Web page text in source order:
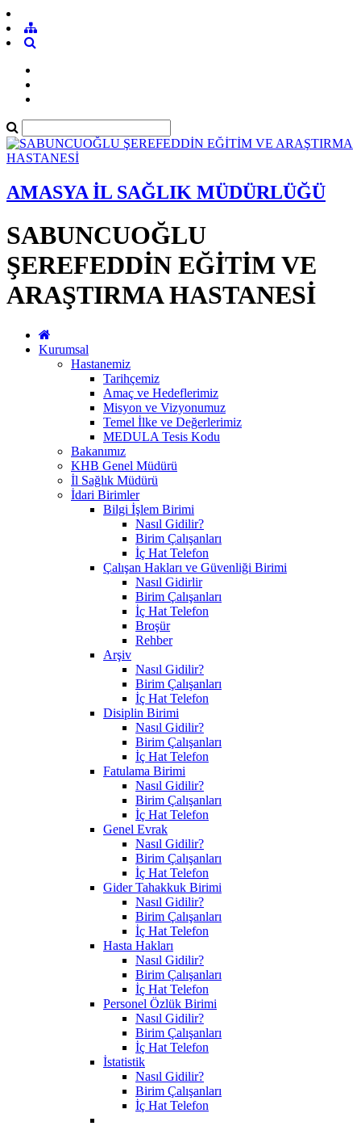
AMASYA İL SAĞLIK MÜDÜRLÜĞÜ
SABUNCUOĞLU
ŞEREFEDDİN EĞİTİM VE
ARAŞTIRMA HASTANESİ
Kurumsal
Hastanemiz
Tarihçemiz
Amaç ve Hedeflerimiz
Misyon ve Vizyonumuz
Temel İlke ve Değerlerimiz
MEDULA Tesis Kodu
Bakanımız
KHB Genel Müdürü
İl Sağlık Müdürü
İdari Birimler
Bilgi İşlem Birimi
Nasıl Gidilir?
Birim Çalışanları
İç Hat Telefon
Çalışan Hakları ve Güvenliği Birimi
Nasıl Gidirlir
Birim Çalışanları
İç Hat Telefon
Broşür
Rehber
Arşiv
Nasıl Gidilir?
Birim Çalışanları
İç Hat Telefon
Disiplin Birimi
Nasıl Gidilir?
Birim Çalışanları
İç Hat Telefon
Fatulama Birimi
Nasıl Gidilir?
Birim Çalışanları
İç Hat Telefon
Genel Evrak
Nasıl Gidilir?
Birim Çalışanları
İç Hat Telefon
Gider Tahakkuk Birimi
Nasıl Gidilir?
Birim Çalışanları
İç Hat Telefon
Hasta Hakları
Nasıl Gidilir?
Birim Çalışanları
İç Hat Telefon
Personel Özlük Birimi
Nasıl Gidilir?
Birim Çalışanları
İç Hat Telefon
İstatistik
Nasıl Gidilir?
Birim Çalışanları
İç Hat Telefon